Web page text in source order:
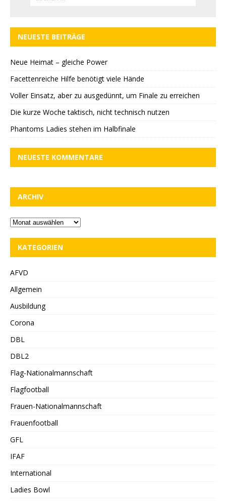
NEUESTE BEITRÄGE
Neue Heimat – gleiche Power
Facettenreiche Hilfe benötigt viele Hände
Voller Einsatz, aber zu ausgedünnt, um Finale zu erreichen
Die kurze Woche taktisch, nicht technisch nutzen
Phantoms Ladies stehen im Halbfinale
NEUESTE KOMMENTARE
ARCHIV
KATEGORIEN
AFVD
Allgemein
Ausbildung
Corona
DBL
DBL2
Flag-Nationalmannschaft
Flagfootball
Frauen-Nationalmannschaft
Frauenfootball
GFL
IFAF
International
Ladies Bowl